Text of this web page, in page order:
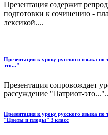
Презентация содержит
подготовки к сочинению -
лексикой....
Презентация к уроку русского языка
это..."
Презентация сопровождает
рассуждение "Патриот-
Презентация к уроку русского языка
"Цветы и плоды" 3 класс